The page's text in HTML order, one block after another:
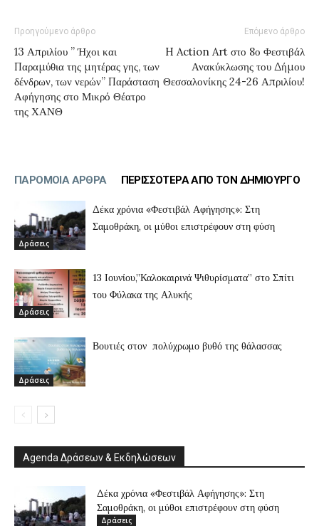
Προηγούμενο άρθρο
13 Απριλίου ” Ήχοι και
Παραμύθια της μητέρας γης, των
δένδρων, των νερών” Παράσταση
Αφήγησης στο Μικρό Θέατρο
της ΧΑΝΘ
Επόμενο άρθρο
H Action Art στο 8ο Φεστιβάλ
Ανακύκλωσης του Δήμου
Θεσσαλονίκης 24-26 Απριλίου!
ΠΑΡΟΜΟΙΑ ΑΡΘΡΑ ΠΕΡΙΣΣΟΤΕΡΑ ΑΠΟ ΤΟΝ ΔΗΜΙΟΥΡΓΟ
Δράσεις
Δέκα χρόνια «Φεστιβάλ Αφήγησης»: Στη
Σαμοθράκη, οι μύθοι επιστρέφουν στη φύση
Δράσεις
13 Ιουνίου,”Καλοκαιρινά Ψιθυρίσματα” στο Σπίτι
του Φύλακα της Αλυκής
Δράσεις
Βουτιές στον πολύχρωμο βυθό της θάλασσας
Agenda Δράσεων & Εκδηλώσεων
Δέκα χρόνια «Φεστιβάλ Αφήγησης»: Στη
Σαμοθράκη, οι μύθοι επιστρέφουν στη φύση
Δράσεις